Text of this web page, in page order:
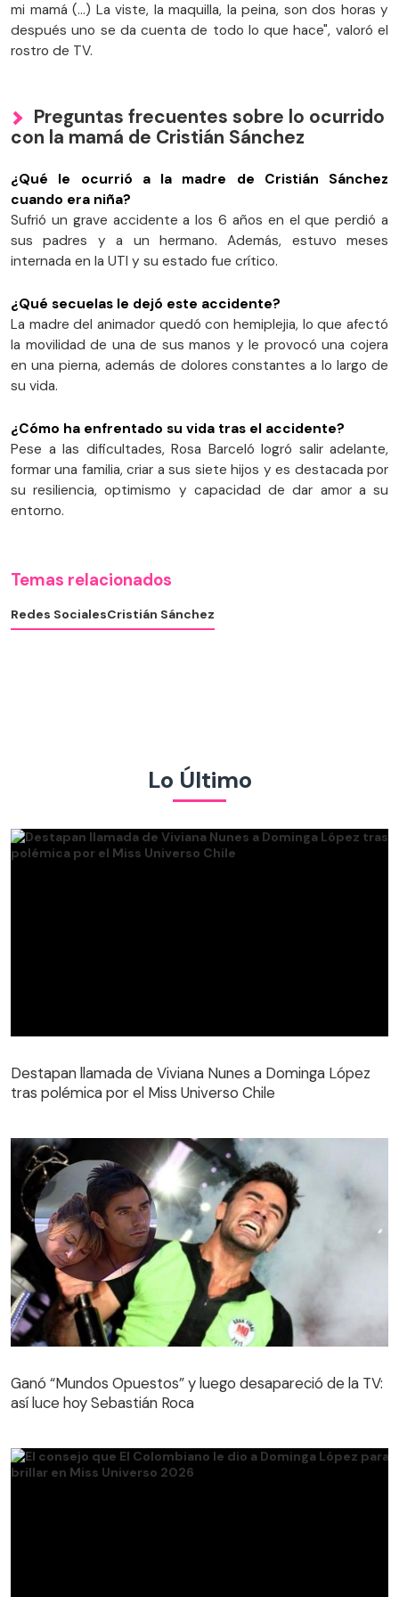
mi mamá (…) La viste, la maquilla, la peina, son dos horas y
después uno se da cuenta de todo lo que hace", valoró el
rostro de TV.
Preguntas frecuentes sobre lo ocurrido
con la mamá de Cristián Sánchez
¿Qué le ocurrió a la madre de Cristián Sánchez
cuando era niña?
Sufrió un grave accidente a los 6 años en el que perdió a
sus padres y a un hermano. Además, estuvo meses
internada en la UTI y su estado fue crítico.
¿Qué secuelas le dejó este accidente?
La madre del animador quedó con hemiplejia, lo que afectó
la movilidad de una de sus manos y le provocó una cojera
en una pierna, además de dolores constantes a lo largo de
su vida.
¿Cómo ha enfrentado su vida tras el accidente?
Pese a las dificultades, Rosa Barceló logró salir adelante,
formar una familia, criar a sus siete hijos y es destacada por
su resiliencia, optimismo y capacidad de dar amor a su
entorno.
Temas relacionados
Redes SocialesCristián Sánchez
Lo Último
tras polémica por el Miss Universo Chile
Destapan llamada de Viviana Nunes a Dominga López
tras polémica por el Miss Universo Chile
Ganó “Mundos Opuestos” y luego desapareció de la TV:
así luce hoy Sebastián Roca